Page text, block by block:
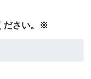
ださい。※